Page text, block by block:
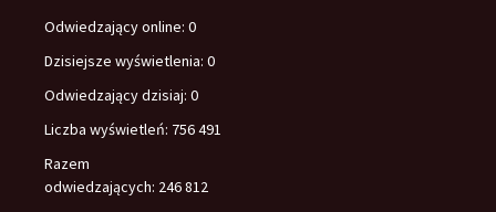
Odwiedzający online: 0
Dzisiejsze wyświetlenia: 0
Odwiedzający dzisiaj: 0
Liczba wyświetleń: 756 491
Razem
odwiedzających: 246 812